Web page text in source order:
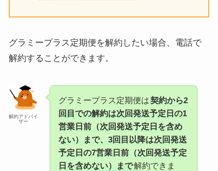
グラミープラス定期便を解約したい場合、電話で
解約することができます。
解約アドバイ
ザー
グラミープラス定期便は契約から2
回目での解約は次回発送予定日の1
営業日前（次回発送予定日を含め
ない）まで、3回目以降は次回発送
予定日の7営業日前（次回発送予定
日を含めない）まで解約できま